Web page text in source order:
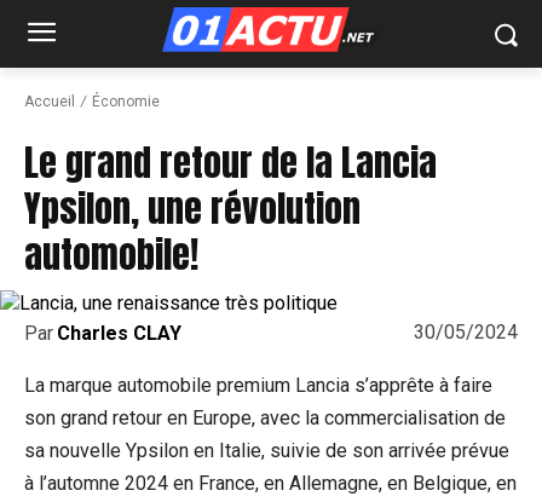
Accueil Économie
Le grand retour de la Lancia
Ypsilon, une révolution
automobile!
30/05/2024
Par Charles CLAY
La marque automobile premium Lancia s’apprête à faire
son grand retour en Europe, avec la commercialisation de
sa nouvelle Ypsilon en Italie, suivie de son arrivée prévue
à l’automne 2024 en France, en Allemagne, en Belgique, en